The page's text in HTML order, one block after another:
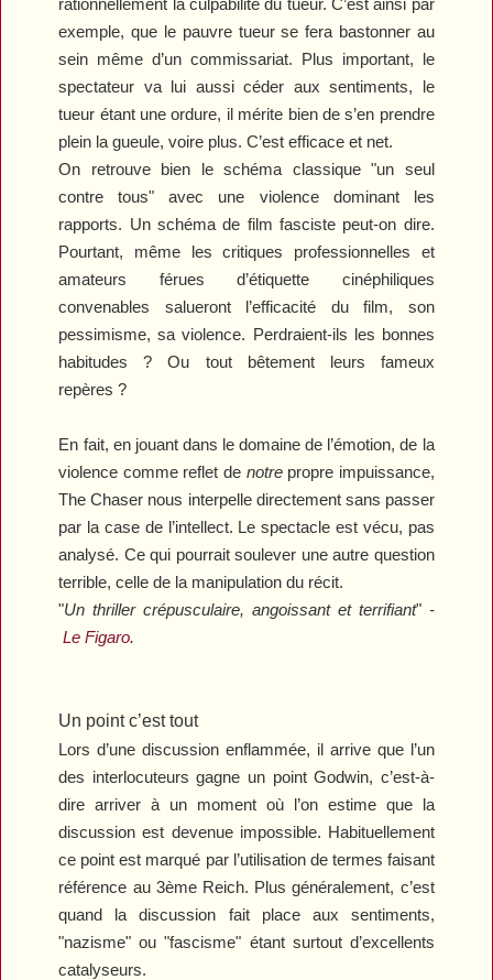
exemple, que le pauvre tueur se fera bastonner au
sein même d’un commissariat. Plus important, le
spectateur va lui aussi céder aux sentiments, le
tueur étant une ordure, il mérite bien de s’en prendre
plein la gueule, voire plus. C’est efficace et net.
On retrouve bien le schéma classique "un seul
contre tous" avec une violence dominant les
rapports. Un schéma de film fasciste peut-on dire.
Pourtant, même les critiques professionnelles et
amateurs férues d’étiquette cinéphiliques
convenables salueront l’efficacité du film, son
pessimisme, sa violence. Perdraient-ils les bonnes
habitudes ? Ou tout bêtement leurs fameux
repères ?
En fait, en jouant dans le domaine de l’émotion, de la
violence comme reflet de notrepropre impuissance,
The Chaser nous interpelle directement sans passer
par la case de l’intellect. Le spectacle est vécu, pas
analysé. Ce qui pourrait soulever une autre question
terrible, celle de la manipulation du récit.
"Un thriller crépusculaire, angoissant et terrifiant"-
Le Figaro.
Un point c’est tout
Lors d’une discussion enflammée, il arrive que l’un
des interlocuteurs gagne un point Godwin, c’est-à-
dire arriver à un moment où l’on estime que la
discussion est devenue impossible. Habituellement
ce point est marqué par l’utilisation de termes faisant
référence au 3ème Reich. Plus généralement, c’est
quand la discussion fait place aux sentiments,
"nazisme" ou "fascisme" étant surtout d’excellents
catalyseurs.